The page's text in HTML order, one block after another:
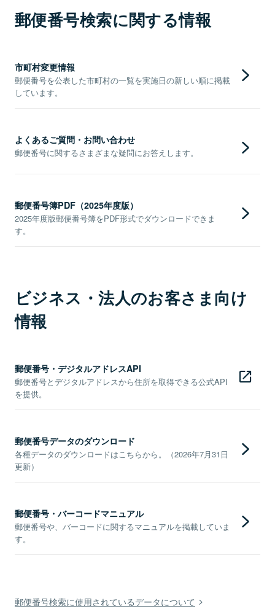
郵便番号検索に関する情報
市町村変更情報
郵便番号を公表した市町村の一覧を実施日の新しい順に掲載
しています。
よくあるご質問・お問い合わせ
郵便番号に関するさまざまな疑問にお答えします。
郵便番号簿PDF（2025年度版）
2025年度版郵便番号簿をPDF形式でダウンロードできま
す。
ビジネス・法人のお客さま向け
情報
郵便番号・デジタルアドレスAPI
郵便番号とデジタルアドレスから住所を取得できる公式API
を提供。
郵便番号データのダウンロード
各種データのダウンロードはこちらから。（2026年7月31日
更新）
郵便番号・バーコードマニュアル
郵便番号や、バーコードに関するマニュアルを掲載していま
す。
郵便番号検索に使用されているデータについて